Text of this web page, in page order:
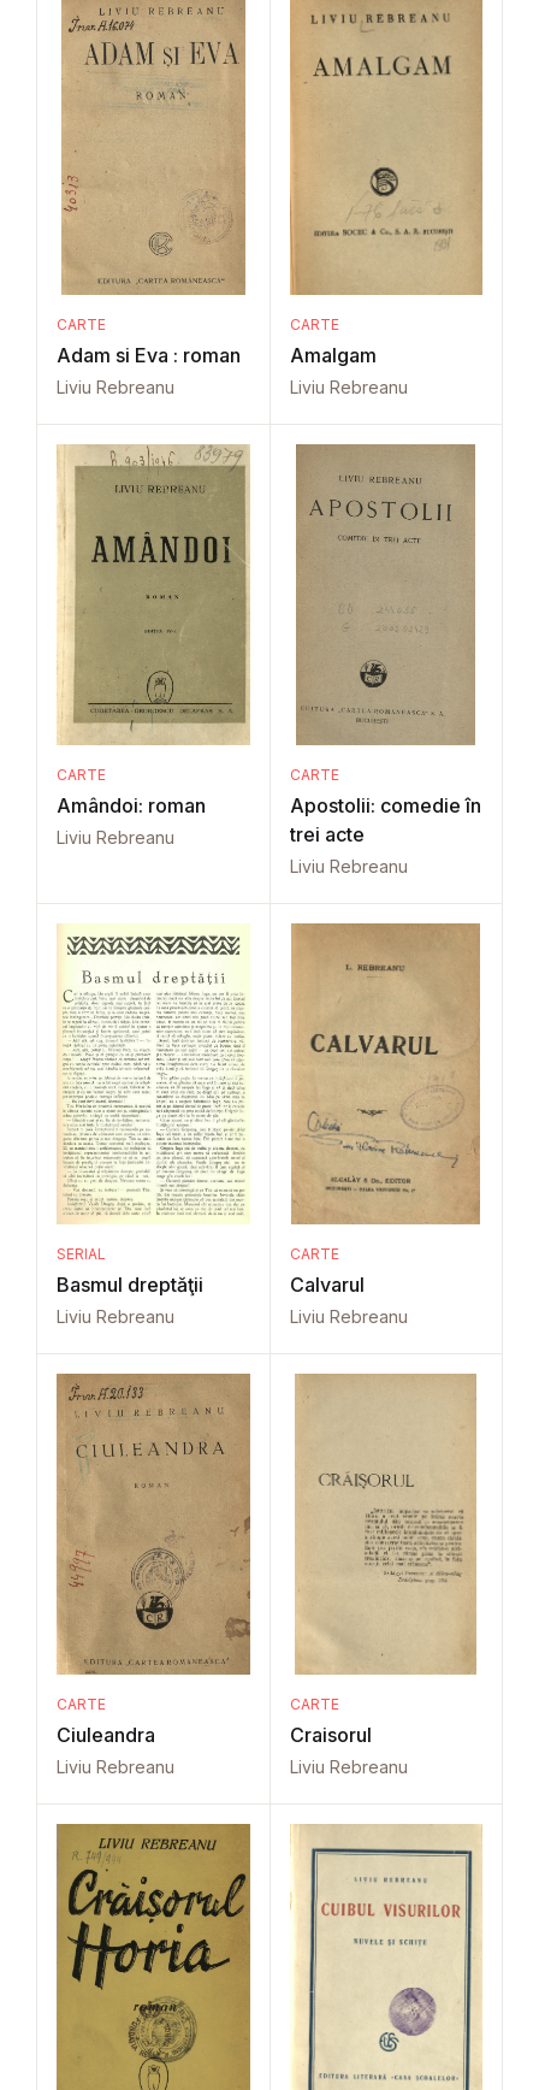
CARTE
Adam si Eva : roman
Liviu Rebreanu
CARTE
Amalgam
Liviu Rebreanu
CARTE
Amândoi: roman
Liviu Rebreanu
CARTE
Apostolii: comedie în
trei acte
Liviu Rebreanu
SERIAL
Basmul dreptăţii
Liviu Rebreanu
CARTE
Calvarul
Liviu Rebreanu
CARTE
Ciuleandra
Liviu Rebreanu
CARTE
Craisorul
Liviu Rebreanu